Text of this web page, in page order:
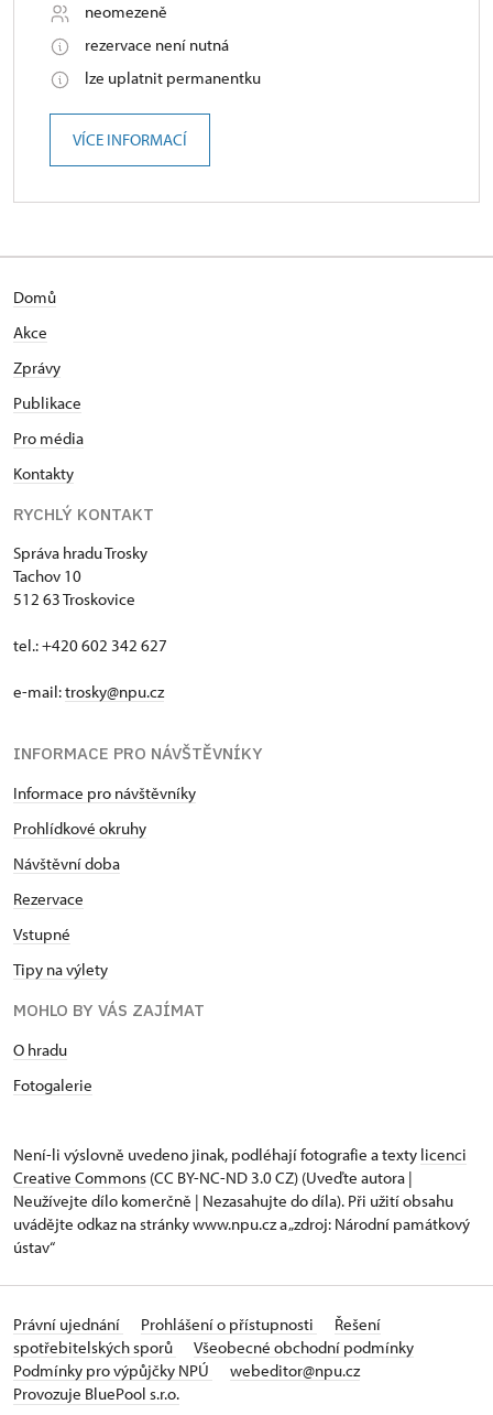
neomezeně
rezervace není nutná
lze uplatnit permanentku
VÍCE INFORMACÍ
Domů
Akce
Zprávy
Publikace
Pro média
Kontakty
RYCHLÝ KONTAKT
Správa hradu Trosky
Tachov 10
512 63 Troskovice
tel.: +420 602 342 627
e-mail:trosky@npu.cz
INFORMACE PRO NÁVŠTĚVNÍKY
Informace pro návštěvníky
Prohlídkové okruhy
Návštěvní doba
Rezervace
Vstupné
Tipy na výlety
MOHLO BY VÁS ZAJÍMAT
O hradu
Fotogalerie
Není-li výslovně uvedeno jinak, podléhají fotografie a texty licenci
Creative Commons (CC BY-NC-ND 3.0 CZ) (Uveďte autora |
Neužívejte dílo komerčně | Nezasahujte do díla). Při užití obsahu
uvádějte odkaz na stránky www.npu.cz a „zdroj: Národní památkový
ústav“
Právní ujednání Prohlášení o přístupnosti
Řešení
spotřebitelských sporů
Všeobecné obchodní podmínky
Podmínky pro výpůjčky NPÚ
webeditor@npu.cz
Provozuje BluePool s.r.o.